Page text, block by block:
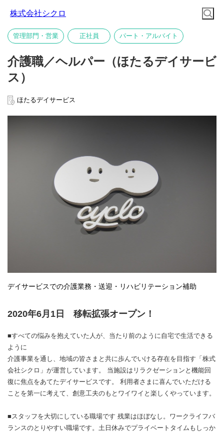
株式会社シクロ
管理部門・営業 正社員 パート・アルバイト
介護職／ヘルパー（ほたるデイサービ
ス）
ほたるデイサービス
デイサービスでの介護業務・送迎・リハビリテーション補助
2020年6月1日 移転拡張オープン！
■すべての悩みを抱えていた人が、当たり前のように自宅で生活できる
ように
介護事業を通し、地域の皆さまと共に歩んでいける存在を目指す「株式
会社シクロ」が運営しています。 当施設はリラクゼーションと機能回
復に焦点をあてたデイサービスです。 利用者さまに喜んでいただける
ことを第一に考えて、創意工夫のもとワイワイと楽しくやっています。
■スタッフを大切にしている職場です 残業はほぼなし。ワークライフバ
ランスのとりやすい職場です。土日休みでプライベートタイムもしっか